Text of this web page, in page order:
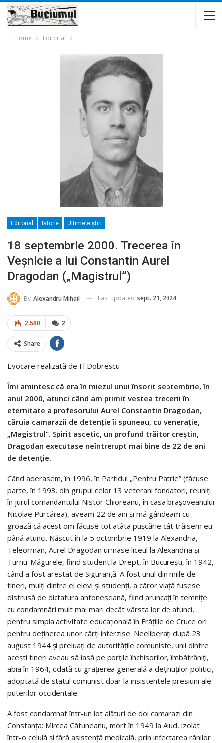
Home Editorial
Editorial Istorie Ultimele ştiri
18 septembrie 2000. Trecerea în
Veșnicie a lui Constantin Aurel
Dragodan („Magistrul”)
By Alexandru Mihail Last updated sept. 21, 2024
2
2.580
Share
Evocare realizată de Fl Dobrescu
Îmi amintesc că era în miezul unui însorit septembrie, în
anul 2000, atunci când am primit vestea trecerii în
eternitate a profesorului Aurel Constantin Dragodan,
căruia camarazii de detenție îi spuneau, cu venerație,
„Magistrul”. Spirit ascetic, un profund trăitor creștin,
Dragodan executase neîntrerupt mai bine de 22 de ani
de detenție.
Când aderasem, în 1996, în Partidul „Pentru Patrie” (făcuse
parte, în 1993, din grupul celor 13 veterani fondatori, reuniți
în jurul comandantului Nistor Chioreanu, în casa brașoveanului
Nicolae Purcărea), aveam 22 de ani și mă gândeam cu
groază că acest om făcuse tot atâta pușcărie cât trăisem eu
până atunci. Născut în la 5 octombrie 1919 la Alexandria,
Teleorman, Aurel Dragodan urmase liceul la Alexandria și
Turnu-Măgurele, fiind student la Drept, în București, în 1942,
când a fost arestat de Siguranță. A fost unul din miile de
tineri, mulți dintre ei elevi și studenți, a căror viață fusese
distrusă de dictatura antonesciană, fiind aruncați în temnițe
cu condamnări mult mai mari decât vârsta lor de atunci,
pentru simpla activitate educațională în Frățiile de Cruce ori
pentru deținerea unor cărți interzise. Neeliberați după 23
august 1944 și preluați de autoritățile comuniste, unii dintre
acești tineri aveau să iasă pe porțile închisorilor, îmbătrâniți,
abia în 1964, odată cu grațierea generală a deținuților politici,
adoptată de statul comunist doar la insistentele presiuni ale
puterilor occidentale.
A fost condamnat într-un lot alături de doi camarazi din
Constanța: Mircea Cătuneanu, mort în 1949 la Aiud, izolat
într-o celulă și fără asistență medicală, prin infectarea rănilor